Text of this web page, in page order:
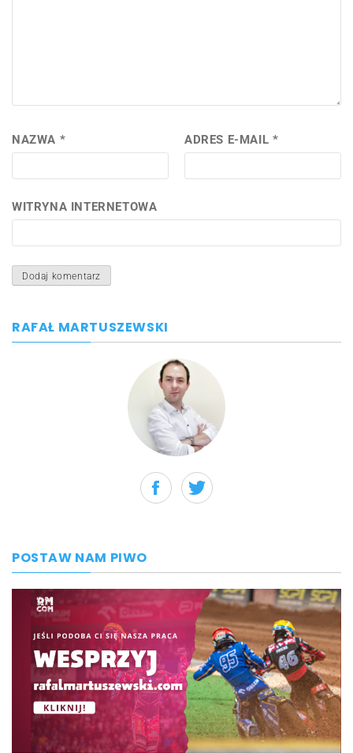
NAZWA * ADRES E-MAIL *
WITRYNA INTERNETOWA
RAFAŁ MARTUSZEWSKI
POSTAW NAM PIWO